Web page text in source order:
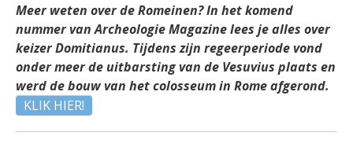
Meer weten over de Romeinen? In het komend
nummer van Archeologie Magazine lees je alles over
keizer Domitianus. Tijdens zijn regeerperiode vond
onder meer de uitbarsting van de Vesuvius plaats en
werd de bouw van het colosseum in Rome afgerond.
KLIK HIER!